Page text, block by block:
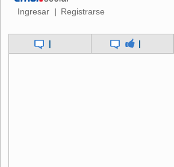
Ingresar | Registrarse
| |